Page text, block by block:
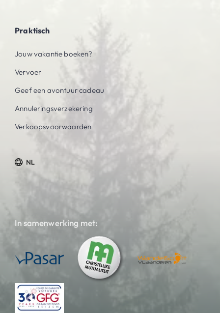
Praktisch
Jouw vakantie boeken?
Vervoer
Geef een avontuur cadeau
Annuleringsverzekering
Verkoopsvoorwaarden
NL
In samenwerking met: